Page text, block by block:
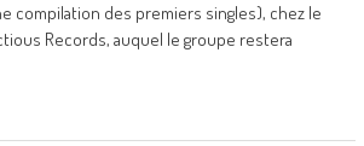
compilation des premiers singles), chez le
Records, auquel le groupe restera